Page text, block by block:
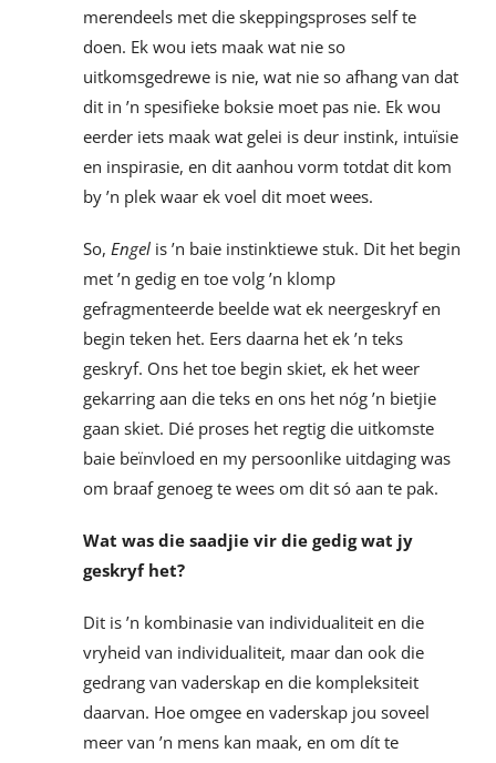
merendeels met die skeppingsproses self te
doen. Ek wou iets maak wat nie so
uitkomsgedrewe is nie, wat nie so afhang van dat
dit in ’n spesifieke boksie moet pas nie. Ek wou
eerder iets maak wat gelei is deur instink, intuïsie
en inspirasie, en dit aanhou vorm totdat dit kom
by ’n plek waar ek voel dit moet wees.
So, Engelis ’n baie instinktiewe stuk. Dit het begin
met ’n gedig en toe volg ’n klomp
gefragmenteerde beelde wat ek neergeskryf en
begin teken het. Eers daarna het ek ’n teks
geskryf. Ons het toe begin skiet, ek het weer
gekarring aan die teks en ons het nóg ’n bietjie
gaan skiet. Dié proses het regtig die uitkomste
baie beïnvloed en my persoonlike uitdaging was
om braaf genoeg te wees om dit só aan te pak.
Wat was die saadjie vir die gedig wat jy
geskryf het?
Dit is ’n kombinasie van individualiteit en die
vryheid van individualiteit, maar dan ook die
gedrang van vaderskap en die kompleksiteit
daarvan. Hoe omgee en vaderskap jou soveel
meer van ’n mens kan maak, en om dít te